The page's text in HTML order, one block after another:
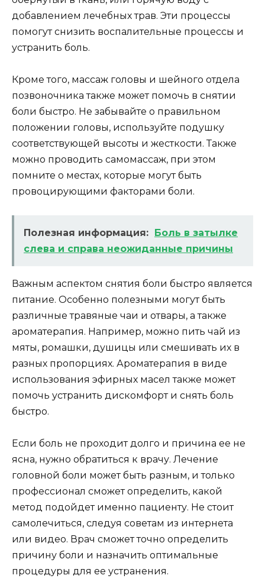
добавлением лечебных трав. Эти процессы
помогут снизить воспалительные процессы и
устранить боль.
Кроме того, массаж головы и шейного отдела
позвоночника также может помочь в снятии
боли быстро. Не забывайте о правильном
положении головы, используйте подушку
соответствующей высоты и жесткости. Также
можно проводить самомассаж, при этом
помните о местах, которые могут быть
провоцирующими факторами боли.
Полезная информация: Боль в затылке
слева и справа неожиданные причины
Важным аспектом снятия боли быстро является
питание. Особенно полезными могут быть
различные травяные чаи и отвары, а также
ароматерапия. Например, можно пить чай из
мяты, ромашки, душицы или смешивать их в
разных пропорциях. Ароматерапия в виде
использования эфирных масел также может
помочь устранить дискомфорт и снять боль
быстро.
Если боль не проходит долго и причина ее не
ясна, нужно обратиться к врачу. Лечение
головной боли может быть разным, и только
профессионал сможет определить, какой
метод подойдет именно пациенту. Не стоит
самолечиться, следуя советам из интернета
или видео. Врач сможет точно определить
причину боли и назначить оптимальные
процедуры для ее устранения.